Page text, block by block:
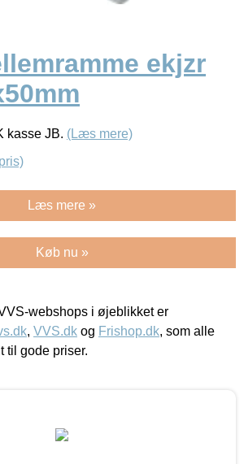
ekjzr
kasse JB. (Læs mere)
Læs mere »
Køb nu »
webshops i øjeblikket er
, VVS.dk og Frishop.dk, som alle
til gode priser.